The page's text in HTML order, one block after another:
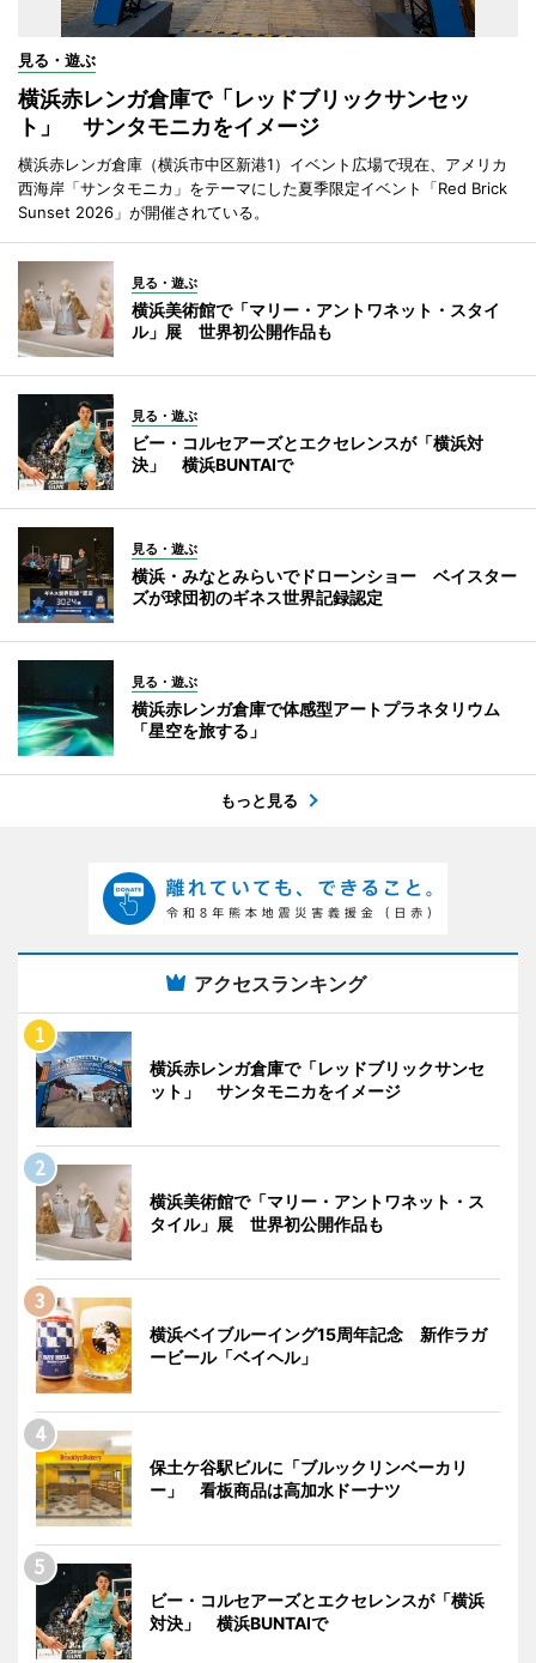
見る・遊ぶ
横浜赤レンガ倉庫で「レッドブリックサンセッ
ト」 サンタモニカをイメージ
横浜赤レンガ倉庫（横浜市中区新港1）イベント広場で現在、アメリカ
西海岸「サンタモニカ」をテーマにした夏季限定イベント「Red Brick
Sunset 2026」が開催されている。
見る・遊ぶ
横浜美術館で「マリー・アントワネット・スタイ
ル」展 世界初公開作品も
見る・遊ぶ
ビー・コルセアーズとエクセレンスが「横浜対
決」 横浜BUNTAIで
見る・遊ぶ
横浜・みなとみらいでドローンショー ベイスター
ズが球団初のギネス世界記録認定
見る・遊ぶ
横浜赤レンガ倉庫で体感型アートプラネタリウム
「星空を旅する」
もっと見る
アクセスランキング
横浜赤レンガ倉庫で「レッドブリックサンセ
ット」 サンタモニカをイメージ
横浜美術館で「マリー・アントワネット・ス
タイル」展 世界初公開作品も
横浜ベイブルーイング15周年記念 新作ラガ
ービール「ベイヘル」
保土ケ谷駅ビルに「ブルックリンベーカリ
ー」 看板商品は高加水ドーナツ
ビー・コルセアーズとエクセレンスが「横浜
対決」 横浜BUNTAIで